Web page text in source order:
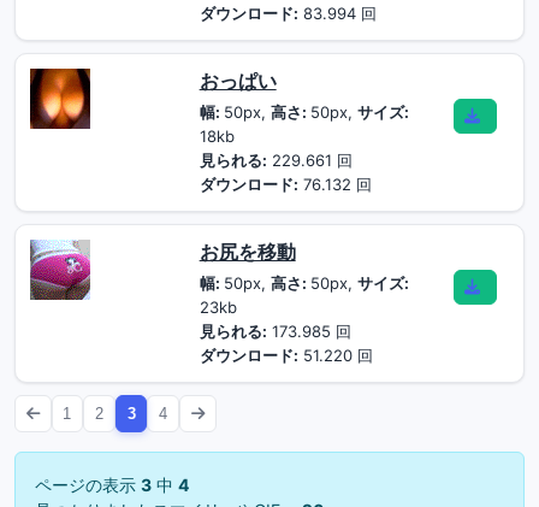
ダウンロード: 83.994 回
おっぱい
幅: 50px, 高さ: 50px, サイズ:
18kb
見られる: 229.661 回
ダウンロード: 76.132 回
お尻を移動
幅: 50px, 高さ: 50px, サイズ:
23kb
見られる: 173.985 回
ダウンロード: 51.220 回
1 2 3 4
ページの表示 3 中 4